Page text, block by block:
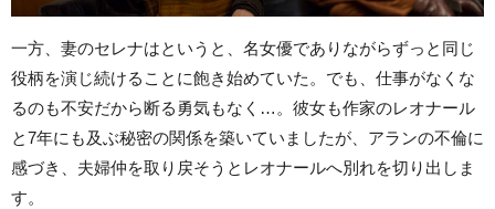
一方、妻のセレナはというと、名女優でありながらずっと同じ
役柄を演じ続けることに飽き始めていた。でも、仕事がなくな
るのも不安だから断る勇気もなく…。彼女も作家のレオナール
と7年にも及ぶ秘密の関係を築いていましたが、アランの不倫に
感づき、夫婦仲を取り戻そうとレオナールへ別れを切り出しま
す。